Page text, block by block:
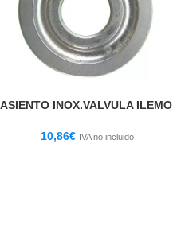
ASIENTO INOX.VALVULA ILEMO
10,86€ IVA no incluido